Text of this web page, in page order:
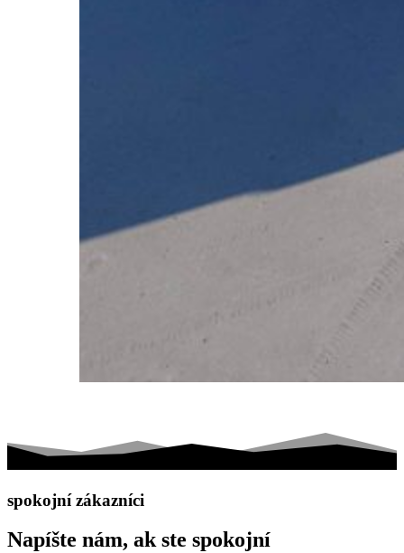
spokojní zákazníci
Napíšte nám, ak ste spokojní